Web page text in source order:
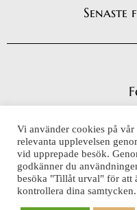
Vi använder cookies på
relevanta upplevelsen
vid upprepade besök.
godkänner du
besöka "Tillåt urval" för att
kontrollera dina samtycken.